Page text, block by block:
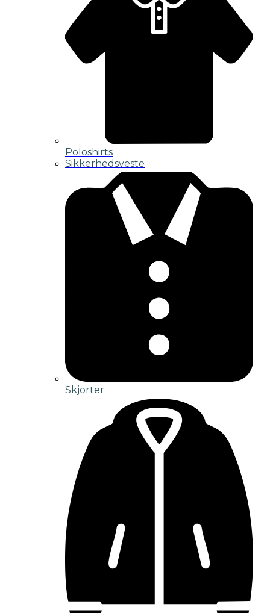
Poloshirts
Sikkerhedsveste
Skjorter